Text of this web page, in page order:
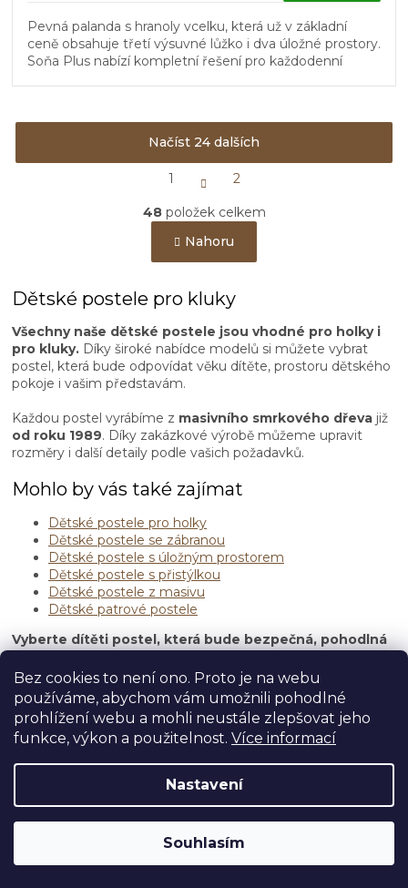
Bez cookies to není ono. Proto je na webu
používáme, abychom vám umožnili pohodlné
prohlížení webu a mohli neustále zlepšovat jeho
funkce, výkon a použitelnost. Více informací
Nastavení
Souhlasím
Pevná palanda s hranoly vcelku, která už v základní
ceně obsahuje třetí výsuvné lůžko i dva úložné prostory.
Soňa Plus nabízí kompletní řešení pro každodenní
v
l
á
d
c
p
r
v
v
ý
p
s
Načíst 24 dalších
t
á
k
o
á
n
í
1 2
48položek celkem
Nahoru
Dětské postele pro kluky
Všechny naše dětské postele jsou vhodné pro holky i
pro kluky. Díky široké nabídce modelů si můžete vybrat
postel, která bude odpovídat věku dítěte, prostoru dětského
pokoje i vašim představám.
Každou postel vyrábíme z masivního smrkového dřeva již
od roku 1989. Díky zakázkové výrobě můžeme upravit
rozměry i další detaily podle vašich požadavků.
Mohlo by vás také zajímat
Dětské postele pro holky
Dětské postele se zábranou
Dětské postele s úložným prostorem
Dětské postele s přistýlkou
Dětské postele z masivu
Dětské patrové postele
Vyberte dítěti postel, která bude bezpečná, pohodlná
jiný rozměr nebo úpravy na míru, rádi je pro vás zajistíme.
Pro zákazníky
Užitečné informace
Kontakt
Potřebujete poradit s výběrěm?